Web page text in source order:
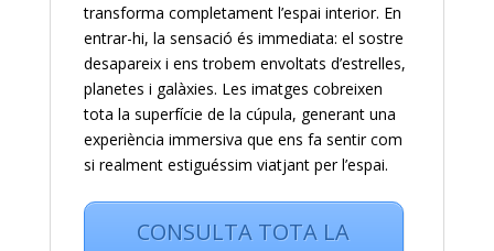
transforma completament l’espai interior. En
entrar-hi, la sensació és immediata: el sostre
desapareix i ens trobem envoltats d’estrelles,
planetes i galàxies. Les imatges cobreixen
tota la superfície de la cúpula, generant una
experiència immersiva que ens fa sentir com
si realment estiguéssim viatjant per l’espai.
CONSULTA TOTA LA